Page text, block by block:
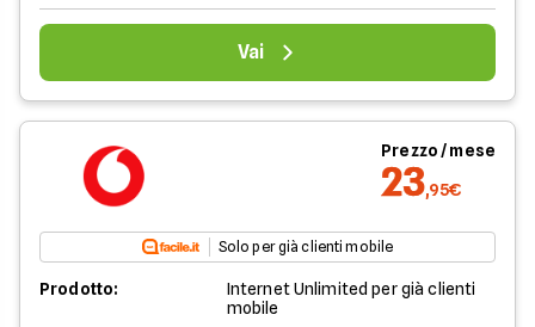
Vai
Prezzo / mese
23,95€
Solo per già clienti mobile
Prodotto:
Internet Unlimited per già clienti
mobile